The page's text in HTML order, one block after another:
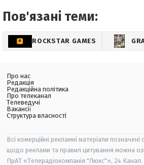
Пов'язані теми:
ROCKSTAR GAMES
Про нас
Редакція
Редакційна політика
Про телеканал
Телеведучі
Вакансії
Структура власності
Всі комерційні рекламні матеріали
щодо реклами та правил цитування можна
ПрАТ «Телерадіокомпанія "Люкс"», 24 Канал.